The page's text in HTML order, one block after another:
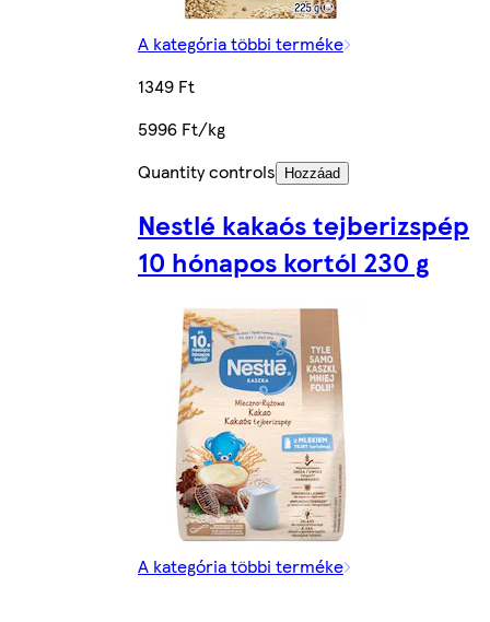
A kategória többi terméke
1349 Ft
5996 Ft/kg
Quantity controls
Hozzáad
Nestlé kakaós tejberizspép
10 hónapos kortól 230 g
A kategória többi terméke